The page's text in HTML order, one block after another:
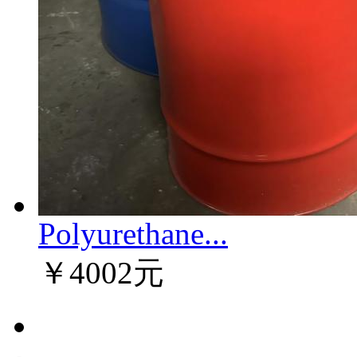
Polyurethane...
￥4002元